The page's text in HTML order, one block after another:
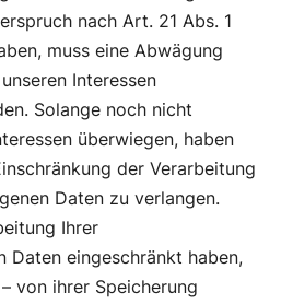
nach Art. 21 Abs. 1
muss eine Abwägung
Interessen
Solange noch nicht
überwiegen, haben
der Verarbeitung
Daten zu verlangen.
Ihrer
Daten eingeschränkt haben,
von ihrer Speicherung